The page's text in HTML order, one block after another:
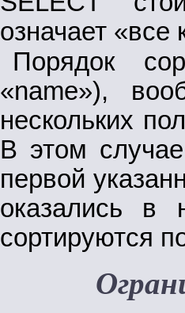
означает «все
Порядок
«name»),
нескольких
В этом
первой
оказались в
сортируются